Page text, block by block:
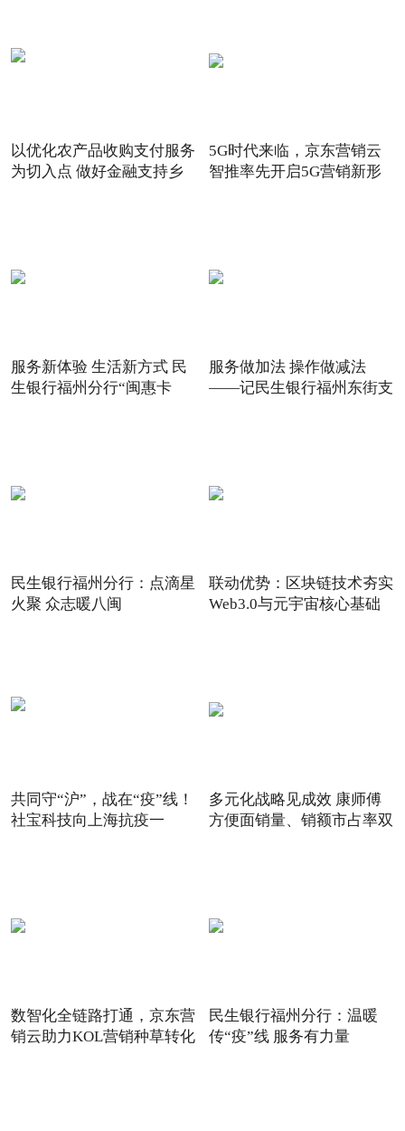
以优化农产品收购支付服务
为切入点 做好金融支持乡
5G时代来临，京东营销云
智推率先开启5G营销新形
服务新体验 生活新方式 民
生银行福州分行“闽惠卡
服务做加法 操作做减法
——记民生银行福州东街支
民生银行福州分行：点滴星
火聚 众志暖八闽
联动优势：区块链技术夯实
Web3.0与元宇宙核心基础
共同守“沪”，战在“疫”线！
社宝科技向上海抗疫一
多元化战略见成效 康师傅
方便面销量、销额市占率双
数智化全链路打通，京东营
销云助力KOL营销种草转化
民生银行福州分行：温暖
传“疫”线 服务有力量